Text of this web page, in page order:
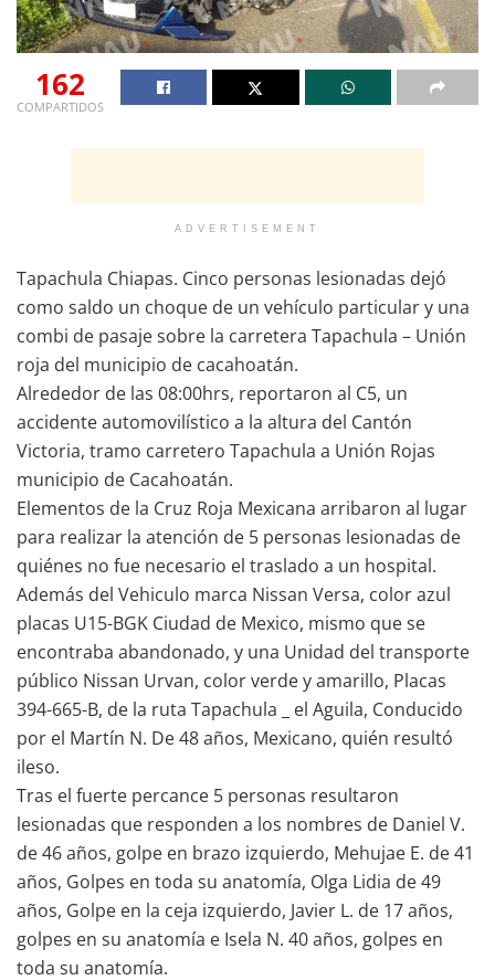
162
COMPARTIDOS
ADVERTISEMENT
Tapachula Chiapas. Cinco personas lesionadas dejó
como saldo un choque de un vehículo particular y una
combi de pasaje sobre la carretera Tapachula – Unión
roja del municipio de cacahoatán.
Alrededor de las 08:00hrs, reportaron al C5, un
accidente automovilístico a la altura del Cantón
Victoria, tramo carretero Tapachula a Unión Rojas
municipio de Cacahoatán.
Elementos de la Cruz Roja Mexicana arribaron al lugar
para realizar la atención de 5 personas lesionadas de
quiénes no fue necesario el traslado a un hospital.
Además del Vehiculo marca Nissan Versa, color azul
placas U15-BGK Ciudad de Mexico, mismo que se
encontraba abandonado, y una Unidad del transporte
público Nissan Urvan, color verde y amarillo, Placas
394-665-B, de la ruta Tapachula _ el Aguila, Conducido
por el Martín N. De 48 años, Mexicano, quién resultó
ileso.
Tras el fuerte percance 5 personas resultaron
lesionadas que responden a los nombres de Daniel V.
de 46 años, golpe en brazo izquierdo, Mehujae E. de 41
años, Golpes en toda su anatomía, Olga Lidia de 49
años, Golpe en la ceja izquierdo, Javier L. de 17 años,
golpes en su anatomía e Isela N. 40 años, golpes en
toda su anatomía.